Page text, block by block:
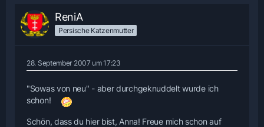
ReniA
Persische Katzenmutter
28. September 2007 um 17:23
"Sowas von neu" - aber durchgeknuddelt wurde ich
schon!
Schön, dass du hier bist, Anna! Freue mich schon auf